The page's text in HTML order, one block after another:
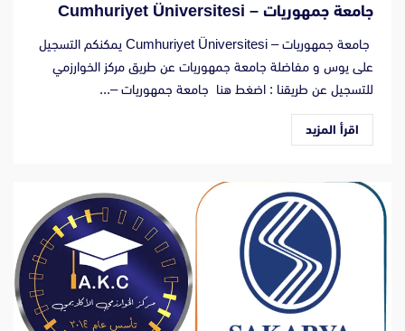
جامعة جمهوريات – Cumhuriyet Üniversitesi
جامعة جمهوريات – Cumhuriyet Üniversitesi يمكنكم التسجيل
على يوس و مفاضلة جامعة جمهوريات عن طريق مركز الخوارزمي
للتسجيل عن طريقنا : اضغط هنا جامعة جمهوريات –...
اقرأ المزيد